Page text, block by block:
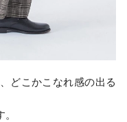
どこかこなれ感の出る